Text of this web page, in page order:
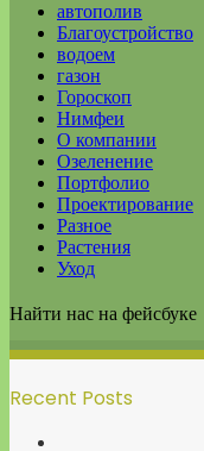
автополив
Благоустройство
водоем
газон
Гороскоп
Нимфеи
О компании
Озеленение
Портфолио
Проектирование
Разное
Растения
Уход
Найти нас на фейсбуке
Recent Posts